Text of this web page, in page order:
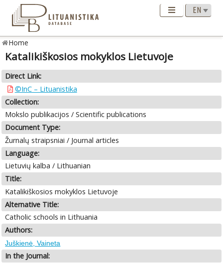
Home
Katalikiškosios mokyklos Lietuvoje
Direct Link:
©InC – Lituanistika
Collection:
Mokslo publikacijos / Scientific publications
Document Type:
Žurnalų straipsniai / Journal articles
Language:
Lietuvių kalba / Lithuanian
Title:
Katalikiškosios mokyklos Lietuvoje
Alternative Title:
Catholic schools in Lithuania
Authors:
Juškienė, Vaineta
In the Journal: